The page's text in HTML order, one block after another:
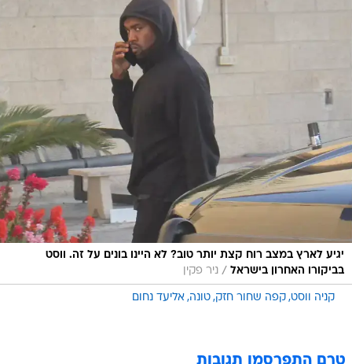
יגיע לארץ במצב רוח קצת יותר טוב? לא היינו בונים על זה. ווסט
בביקורו האחרון בישראל / ניר פקין
קניה ווסט קפה שחור חזק טונה אליעד נחום